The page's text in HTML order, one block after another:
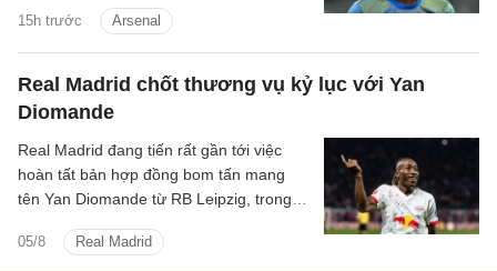
15h trước Arsenal
Real Madrid chốt thương vụ kỷ lục với Yan
Diomande
05/8 Real Madrid
Real Madrid đang tiến rất gần tới việc
hoàn tất bản hợp đồng bom tấn mang
tên Yan Diomande từ RB Leipzig, trong
chuyển nhượng của cả hai đội bóng.